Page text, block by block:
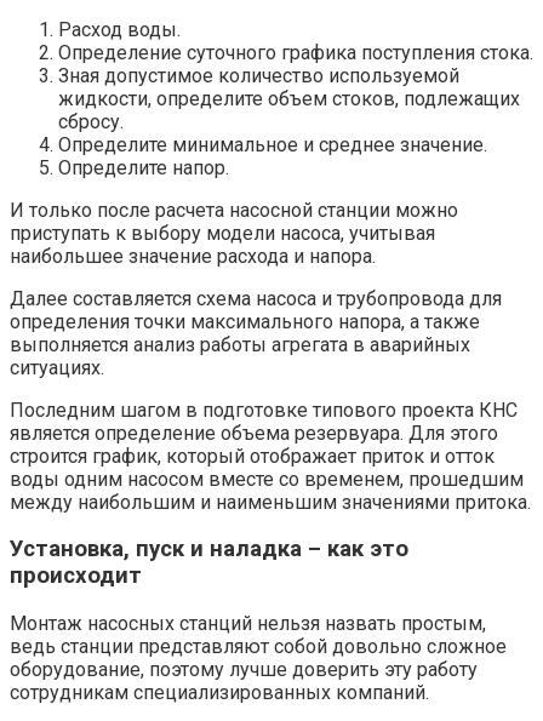
Расход воды.
Определение суточного графика поступления стока.
Зная допустимое количество используемой
жидкости, определите объем стоков, подлежащих
сбросу.
Определите минимальное и среднее значение.
Определите напор.
И только после расчета насосной станции можно
приступать к выбору модели насоса, учитывая
наибольшее значение расхода и напора.
Далее составляется схема насоса и трубопровода для
определения точки максимального напора, а также
выполняется анализ работы агрегата в аварийных
ситуациях.
Последним шагом в подготовке типового проекта КНС
является определение объема резервуара. Для этого
строится график, который отображает приток и отток
воды одним насосом вместе со временем, прошедшим
между наибольшим и наименьшим значениями притока.
Установка, пуск и наладка – как это
происходит
Монтаж насосных станций нельзя назвать простым,
ведь станции представляют собой довольно сложное
оборудование, поэтому лучше доверить эту работу
сотрудникам специализированных компаний.